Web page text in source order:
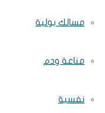
مسالك بولية
مناعة ودم
نفسية